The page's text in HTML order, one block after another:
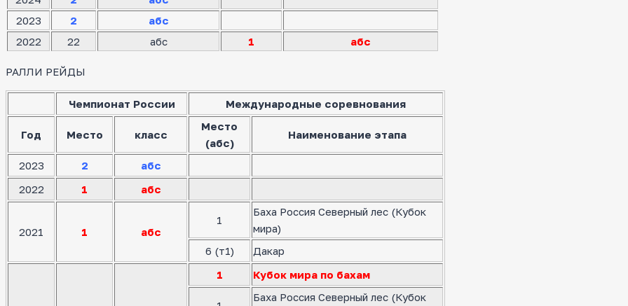
2023
2
абс
2022
22 абс 1 абс
РАЛЛИ РЕЙДЫ
Чемпионат России Международные соревнования
Год Место класс
Место
(абс)
Наименование этапа
2023 2
абс
2022
1 абс
2021 1 абс
1
Баха Россия Северный лес (Кубок
мира)
6 (т1)
Дакар
1 Кубок мира по бахам
Баха Россия Северный лес (Кубок